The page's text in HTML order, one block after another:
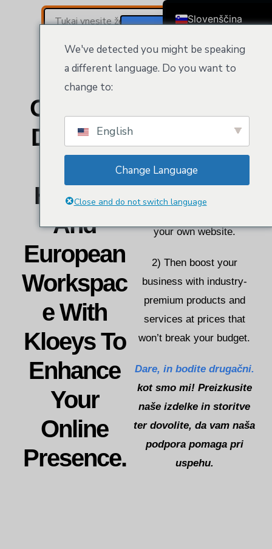
Get Your
Domain,
Hosting
And
European
Workspac
E With
Kloeys To
Enhance
Your
Online
Presence.
shop to get your business
online.
1) It all starts to secure
your own website.
2) Then boost your
business with industry-
premium products and
services at prices that
won’t break your budget.
Dare, in bodite drugačni.
kot smo mi! Preizkusite
naše izdelke in storitve
ter dovolite, da vam naša
podpora pomaga pri
uspehu.
We've detected you might be speaking
a different language. Do you want to
change to:
English
Change Language
Close and do not switch language
Slovenščina
Ελληνικά
Suomi
Bahasa Indonesia
Nederlands
한국어
Norsk bokmål
Polski
Português
Türkçe
Українська
Русский
Tiếng Việt